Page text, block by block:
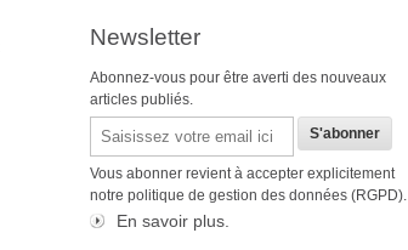
Newsletter
Abonnez-vous pour être averti des nouveaux
articles publiés.
Email
Vous abonner revient à accepter explicitement
notre politique de gestion des données (RGPD).
En savoir plus.